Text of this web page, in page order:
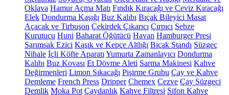
Oklava Hamur Açma Matı Fındık Kıracağı ve Ceviz Kıracağı
Elek Dondurma Kaşığı Buz Kalıbı Bıçak Bileyici Masat
Açacak ve Tirbuşon Çekirdek Çıkarıcı Çırpıcı Sebze
Kurutucu Huni Baharat Öğütücü Havan Hamburger Presi
Sarımsak Ezici Kaşık ve Kepçe Altlığı Bıçak Standı Süzgeç
Nihale İçli Köfte Aparatı Yumurta Zamanlayıcı Dondurma
Kalıbı Buz Kovası Et Dövme Aleti Sarma Makinesi Kahve
Değirmenleri Limon Sıkacağı Pişirme Grubu Çay ve Kahve
Demleme French Press Dripper Chemex Cezve Çay Süzgeci
Demlik Moka Pot Çaydanlık Kahve Filtresi Sifon Kahve